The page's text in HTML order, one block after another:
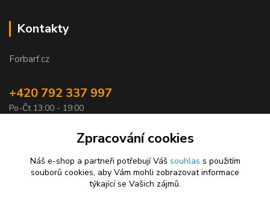
Kontakty
Forbarf.cz
+420 792 337 997
Po-Čt 13:00 - 19:00
objednavky@forbarf.czZpracování cookies
Náš e-shop a partneři potřebují Váš souhlas s použitím
souborů cookies, aby Vám mohli zobrazovat informace
týkající se Vašich zájmů.